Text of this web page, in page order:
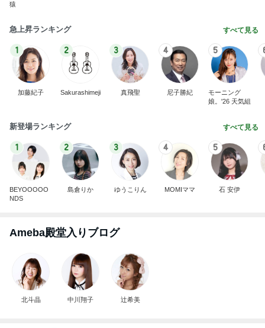
猿
急上昇ランキング すべて見る
1
加藤紀子
2
Sakurashimeji
3
真飛聖
4
尼子勝紀
5
モーニング
娘。'26 天気組
新登場ランキング すべて見る
1
BEYOOOOO
NDS
2
島倉りか
3
ゆうこりん
4
MOMIママ
5
石 安伊
Ameba殿堂入りブログ
北斗晶 中川翔子 辻希美